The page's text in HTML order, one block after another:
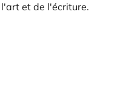
et de l'écriture.